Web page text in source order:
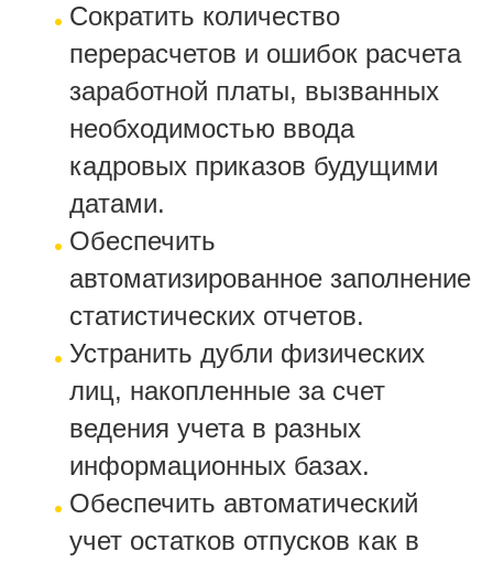
Сократить количество
перерасчетов и ошибок расчета
заработной платы, вызванных
необходимостью ввода
кадровых приказов будущими
датами.
Обеспечить
автоматизированное заполнение
статистических отчетов.
Устранить дубли физических
лиц, накопленные за счет
ведения учета в разных
информационных базах.
Обеспечить автоматический
учет остатков отпусков как в